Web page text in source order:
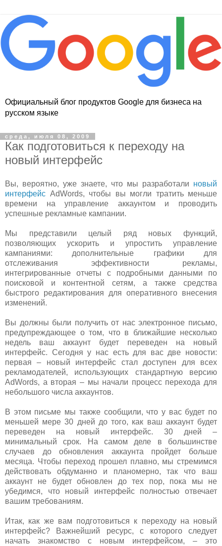
Официальный блог продуктов Google для бизнеса на
русском языке
среда, июля 08, 2009
Как подготовиться к переходу на
новый интерфейс
Вы, вероятно, уже знаете, что мы разработали новый
интерфейс AdWords, чтобы вы могли тратить меньше
времени на управление аккаунтом и проводить
успешные рекламные кампании.
Мы представили целый ряд новых функций,
позволяющих ускорить и упростить управление
кампаниями: дополнительные графики для
отслеживания эффективности рекламы,
интегрированные отчеты с подробными данными по
поисковой и контентной сетям, а также средства
быстрого редактирования для оперативного внесения
изменений.
Вы должны были получить от нас электронное письмо,
предупреждающее о том, что в ближайшие несколько
недель ваш аккаунт будет переведен на новый
интерфейс. Сегодня у нас есть для вас две новости:
первая – новый интерфейс стал доступен для всех
рекламодателей, использующих стандартную версию
AdWords, а вторая – мы начали процесс перехода для
небольшого числа аккаунтов.
В этом письме мы также сообщили, что у вас будет по
меньшей мере 30 дней до того, как ваш аккаунт будет
переведен на новый интерфейс. 30 дней –
минимальный срок. На самом деле в большинстве
случаев до обновления аккаунта пройдет больше
месяца. Чтобы переход прошел плавно, мы стремимся
действовать обдуманно и планомерно, так что ваш
аккаунт не будет обновлен до тех пор, пока мы не
убедимся, что новый интерфейс полностью отвечает
вашим требованиям.
Итак, как же вам подготовиться к переходу на новый
интерфейс? Важнейший ресурс, с которого следует
начать знакомство с новым интерфейсом, – это